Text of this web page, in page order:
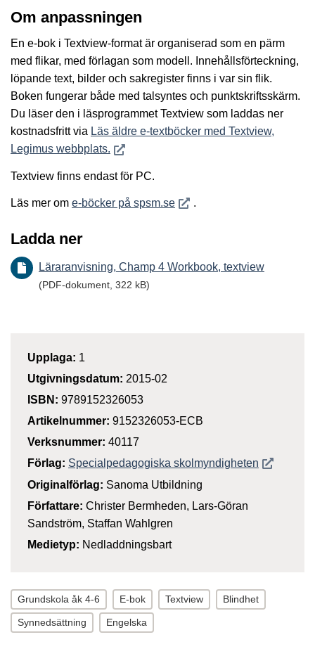
Om anpassningen
En e-bok i Textview-format är organiserad som en pärm
med flikar, med förlagan som modell. Innehållsförteckning,
löpande text, bilder och sakregister finns i var sin flik.
Boken fungerar både med talsyntes och punktskriftsskärm.
Du läser den i läsprogrammet Textview som laddas ner
kostnadsfritt via Läs äldre e-textböcker med Textview,
Legimus webbplats. Öppnas i nytt fönster
Textview finns endast för PC.
Läs mer om e-böcker på spsm.seÖppnas i nytt fönster
.
Ladda ner
Läraranvisning, Champ 4 Workbook, textview
(PDF-dokument, 322 kB)
Upplaga: 1
Utgivningsdatum: 2015-02
ISBN: 9789152326053
Artikelnummer: 9152326053-ECB
Verksnummer: 40117
Förlag: Specialpedagogiska skolmyndigheten Öppnas i
Originalförlag: Sanoma Utbildning
Författare: Christer Bermheden, Lars-Göran
Sandström, Staffan Wahlgren
Medietyp: Nedladdningsbart
Grundskola åk 4-6 E-bok Textview Blindhet
Synnedsättning Engelska